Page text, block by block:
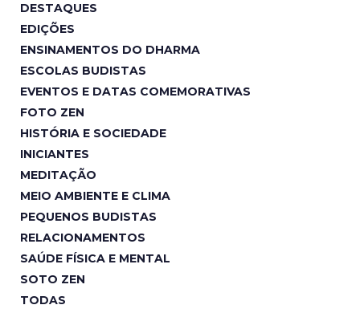
DESTAQUES
EDIÇÕES
ENSINAMENTOS DO DHARMA
ESCOLAS BUDISTAS
EVENTOS E DATAS COMEMORATIVAS
FOTO ZEN
HISTÓRIA E SOCIEDADE
INICIANTES
MEDITAÇÃO
MEIO AMBIENTE E CLIMA
PEQUENOS BUDISTAS
RELACIONAMENTOS
SAÚDE FÍSICA E MENTAL
SOTO ZEN
TODAS